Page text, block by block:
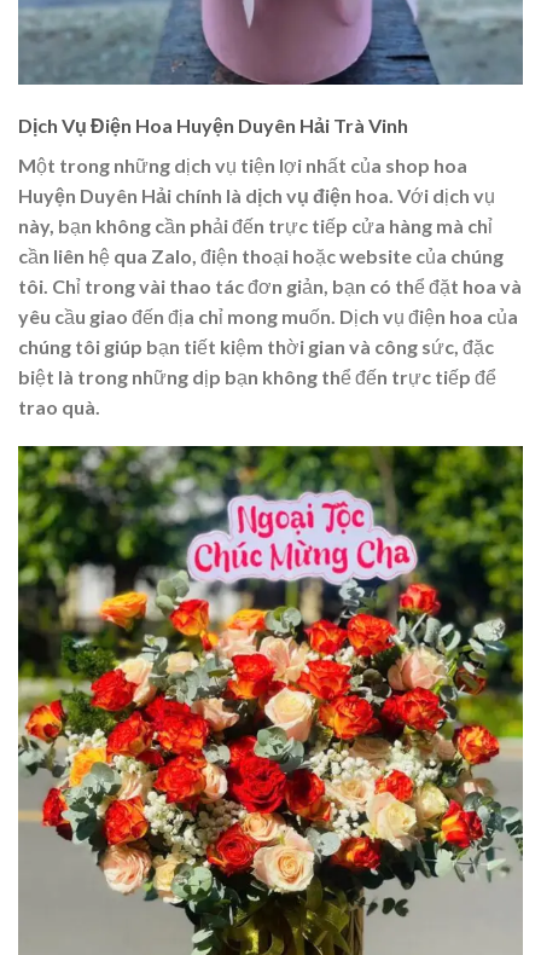
Dịch Vụ Điện Hoa Huyện Duyên Hải Trà Vinh
Một trong những dịch vụ tiện lợi nhất của shop hoa
Huyện Duyên Hải chính là dịch vụ điện hoa . Với dịch vụ
này, bạn không cần phải đến trực tiếp cửa hàng mà chỉ
cần liên hệ qua Zalo, điện thoại hoặc website của chúng
tôi. Chỉ trong vài thao tác đơn giản, bạn có thể đặt hoa và
yêu cầu giao đến địa chỉ mong muốn. Dịch vụ điện hoa của
chúng tôi giúp bạn tiết kiệm thời gian và công sức, đặc
biệt là trong những dịp bạn không thể đến trực tiếp để
trao quà.